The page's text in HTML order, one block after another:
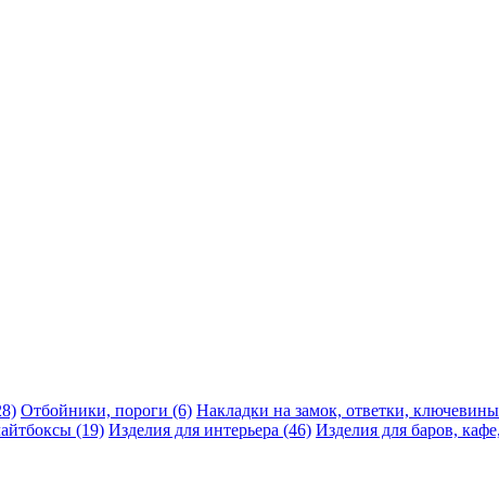
Отбойники, пороги (6) Накладки на замок, ответки,
(19) Изделия для интерьера (46) Изделия для баров,